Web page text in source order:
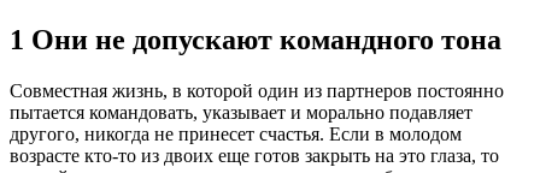
1 Они не допускают командного тона
Совместная жизнь, в которой один из партнеров постоянно
пытается командовать, указывает и морально подавляет
другого, никогда не принесет счастья. Если в молодом
возрасте кто-то из двоих еще готов закрыть на это глаза, то